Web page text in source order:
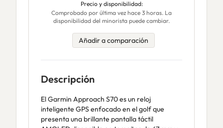
Precio y disponibilidad:
Comprobado por última vez hace 3 horas. La
disponibilidad del minorista puede cambiar.
Añadir a comparación
Descripción
El Garmin Approach S70 es un reloj
inteligente GPS enfocado en el golf que
presenta una brillante pantalla táctil